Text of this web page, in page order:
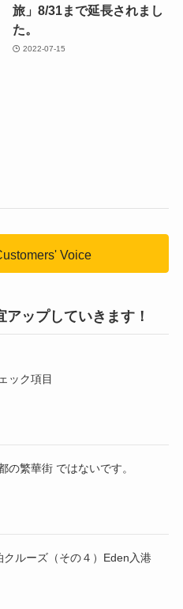
旅」8/31まで延長されまし
た。
2022-07-15
Voice
ップしていきます！
ック項目
の繁華街 ではないです。
クルーズ（その４）Eden入港